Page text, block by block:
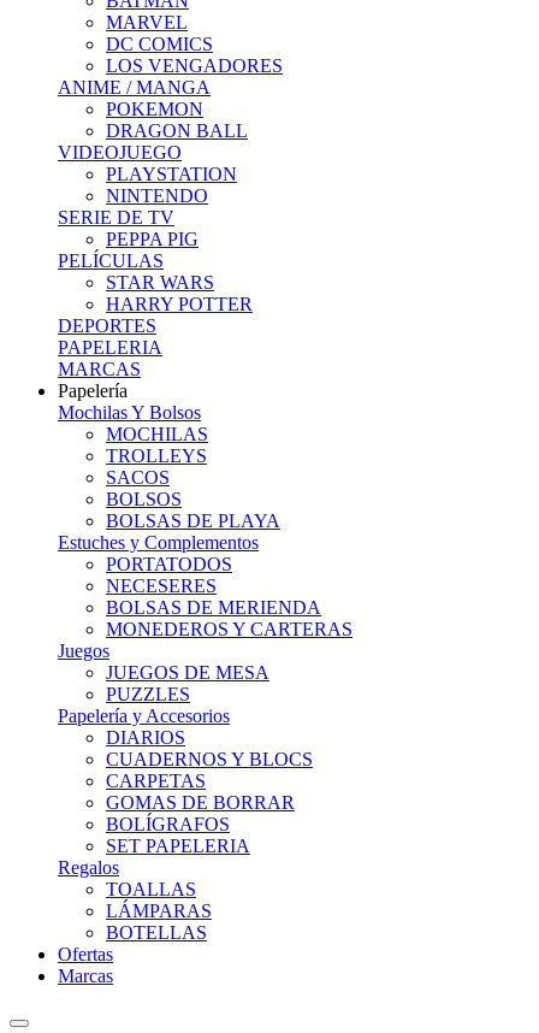
MARVEL
DC COMICS
LOS VENGADORES
ANIME / MANGA
POKEMON
DRAGON BALL
VIDEOJUEGO
PLAYSTATION
NINTENDO
SERIE DE TV
PEPPA PIG
PELÍCULAS
STAR WARS
HARRY POTTER
DEPORTES
PAPELERIA
MARCAS
Papelería
Mochilas Y Bolsos
MOCHILAS
TROLLEYS
SACOS
BOLSOS
BOLSAS DE PLAYA
Estuches y Complementos
PORTATODOS
NECESERES
BOLSAS DE MERIENDA
MONEDEROS Y CARTERAS
Juegos
JUEGOS DE MESA
PUZZLES
Papelería y Accesorios
DIARIOS
CUADERNOS Y BLOCS
CARPETAS
GOMAS DE BORRAR
BOLÍGRAFOS
SET PAPELERIA
Regalos
TOALLAS
LÁMPARAS
BOTELLAS
Ofertas
Marcas